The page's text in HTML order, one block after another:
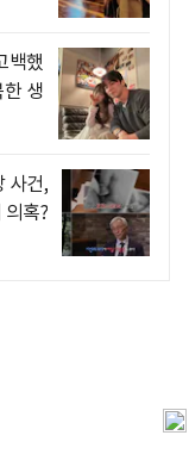
백했
생
사건,
혹?